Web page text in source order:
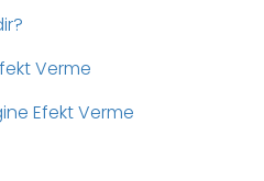
Verme
Efekt Verme